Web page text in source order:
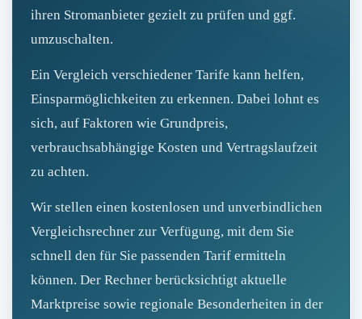
ihren Stromanbieter gezielt zu prüfen und ggf.
umzuschalten.
Ein Vergleich verschiedener Tarife kann helfen,
Einsparmöglichkeiten zu erkennen. Dabei lohnt es
sich, auf Faktoren wie Grundpreis,
verbrauchsabhängige Kosten und Vertragslaufzeit
zu achten.
Wir stellen einen kostenlosen und unverbindlichen
Vergleichsrechner zur Verfügung, mit dem Sie
schnell den für Sie passenden Tarif ermitteln
können. Der Rechner berücksichtigt aktuelle
Marktpreise sowie regionale Besonderheiten in der